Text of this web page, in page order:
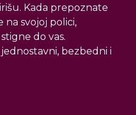
Kada prepoznate
na svojoj polici,
do vas.
bezbedni i